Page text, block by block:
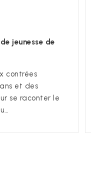
jeunesse de
contrées
et des
se raconter le